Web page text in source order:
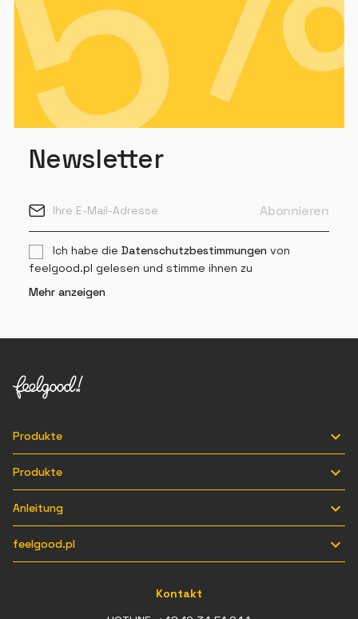
Newsletter
Ich habe die Datenschutzbestimmungenvon
feelgood.pl gelesen und stimme ihnen zu
Mehr anzeigen
Produkte 
Produkte 
Anleitung 
feelgood.pl 
Kontakt